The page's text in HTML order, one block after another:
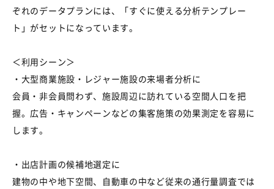
ぞれのデータプランには、「すぐに使える分析テンプレー
ト」がセットになっています。
＜利用シーン＞
・大型商業施設・レジャー施設の来場者分析に
会員・非会員問わず、施設周辺に訪れている空間人口を把
握。広告・キャンペーンなどの集客施策の効果測定を容易に
します。
・出店計画の候補地選定に
建物の中や地下空間、自動車の中など従来の通行量調査では